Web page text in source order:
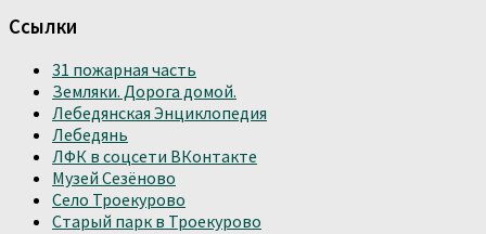
Ссылки
31 пожарная часть
Земляки. Дорога домой.
Лебедянская Энциклопедия
Лебедянь
ЛФК в соцсети ВКонтакте
Музей Сезёново
Село Троекурово
Старый парк в Троекурово